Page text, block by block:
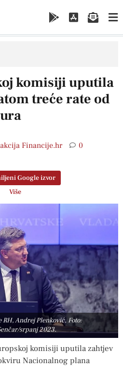
komisiji uputila
treće rate od
Financije.hr 0
Google izvor
Više
Andrej Plenković, Foto:
srpanj 2023.
komisiji uputila zahtjev
Nacionalnog plana